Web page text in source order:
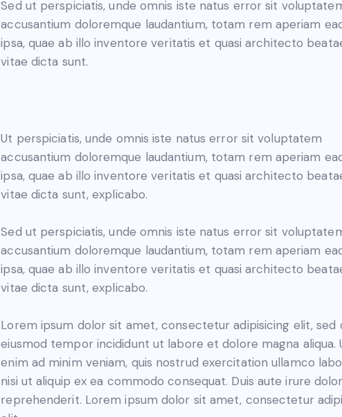
Sed ut perspiciatis, unde omnis iste natus error sit
accusantium doloremque laudantium, totam rem aperiam
ipsa, quae ab illo inventore veritatis et quasi architecto
vitae dicta sunt.
Ut perspiciatis, unde omnis iste natus error sit voluptatem
accusantium doloremque laudantium, totam rem aperiam
ipsa, quae ab illo inventore veritatis et quasi architecto
vitae dicta sunt, explicabo.
Sed ut perspiciatis, unde omnis iste natus error sit
accusantium doloremque laudantium, totam rem aperiam
ipsa, quae ab illo inventore veritatis et quasi architecto
vitae dicta sunt, explicabo.
Lorem ipsum dolor sit amet, consectetur adipisicing elit, sed
eiusmod tempor incididunt ut labore et dolore magna aliqua.
enim ad minim veniam, quis nostrud exercitation ullamco
nisi ut aliquip ex ea commodo consequat. Duis aute irure
reprehenderit. Lorem ipsum dolor sit amet, consectetur